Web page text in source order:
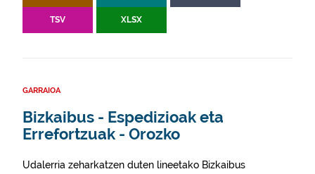
TSV XLSX
GARRAIOA
Bizkaibus - Espedizioak eta
Errefortzuak - Orozko
Udalerria zeharkatzen duten lineetako Bizkaibus